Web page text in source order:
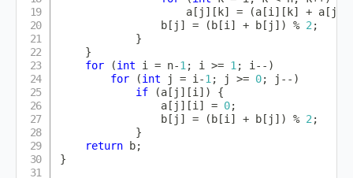
                    a
[ j ] [k] = (a[i ] [k] + a[ j
                b
[ j ] = (b[i ] + b[ j ] ) % 2 ;
}
}
for
(int i = n-1 ; i >= 1 ; i -- )
for
(int j = i -1 ; j >= 0; j -- )
if
(a[ j ] [i ] )
{
                a
[ j ] [i ] = 0;
                b
[ j ] = (b[i ] + b[ j ] ) % 2 ;
}
return b;
}